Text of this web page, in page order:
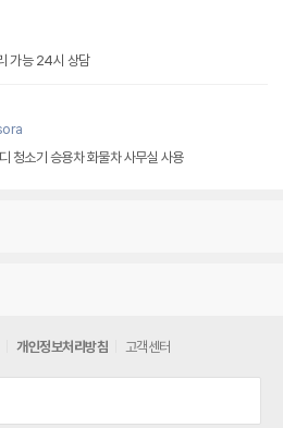
가능 24시 상담
청소기 승용차 화물차 사무실 사용
개인정보처리방침 고객센터